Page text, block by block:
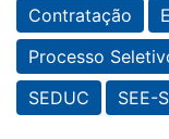
Contratação
Processo
SEDUC
SEE-